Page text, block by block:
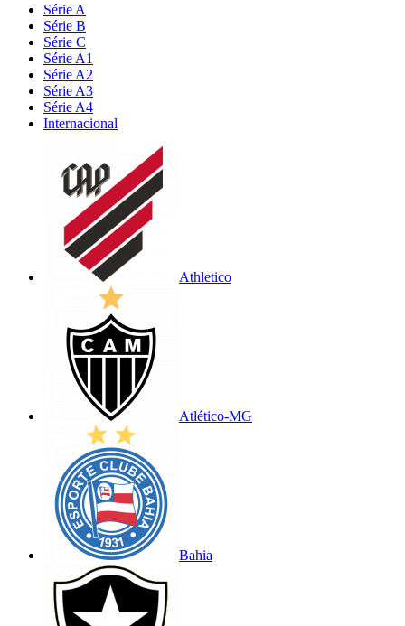
Série A
Série B
Série C
Série A1
Série A2
Série A3
Série A4
Internacional
Athletico
Atlético-MG
Bahia